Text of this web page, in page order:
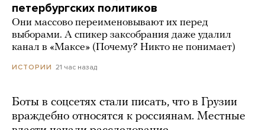
петербургских политиков
Они массово переименовывают их перед
выборами. А спикер заксобрания даже удалил
канал в «Максе» (Почему? Никто не понимает)
ИСТОРИИ 21 час назад
Боты в соцсетях стали писать, что в Грузии
враждебно относятся к россиянам. Местные